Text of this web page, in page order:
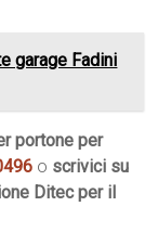
garage Fadini
portone per
o scrivici su
Ditec per il